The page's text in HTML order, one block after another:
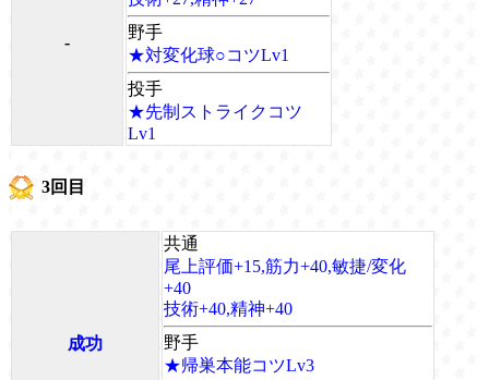
-
野手
★対変化球○コツLv1
投手
★先制ストライクコツ
Lv1
3回目
成功
共通
尾上評価+15,筋力+40,敏捷/変化
+40
技術+40,精神+40
野手
★帰巣本能コツLv3